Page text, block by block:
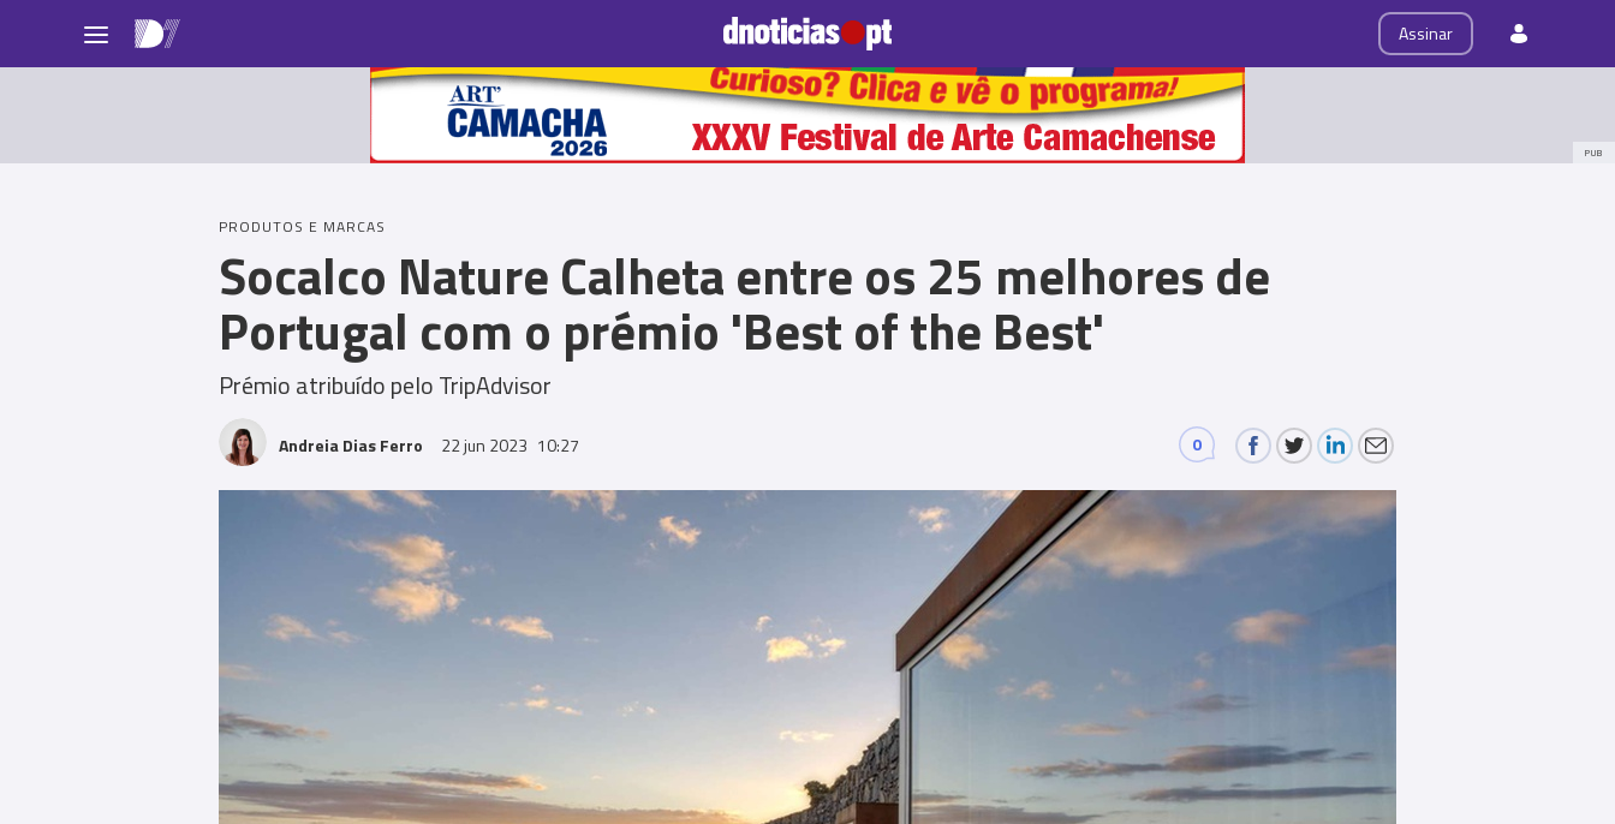
Assinar
Palavras Produto e Marcas
PUB
PRODUTOS E MARCAS
Socalco Nature Calheta entre os 25 melhores de
Portugal com o prémio 'Best of the Best'
Prémio atribuído pelo TripAdvisor
Andreia Dias Ferro 22 jun 2023 10:27 0